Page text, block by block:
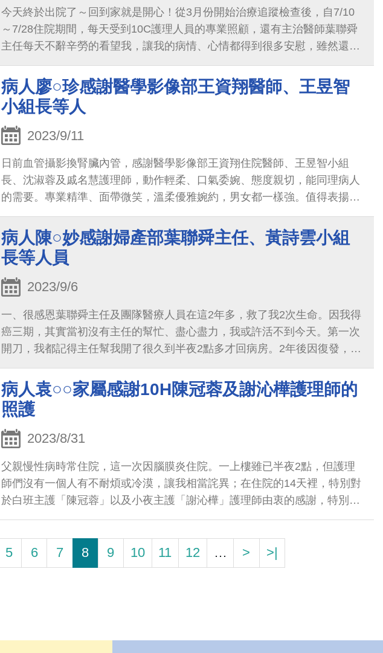
今天終於出院了～回到家就是開心！從3月份開始治療追蹤檢查後，自7/10
～7/28住院期間，每天受到10C護理人員的專業照顧，還有主治醫師葉聯舜
主任每天不辭辛勞的看望我，讓我的病情、心情都得到很多安慰，雖然還是
萬語也表達不了我的感激，接下來的後續治療就要麻煩婦產科葉聯舜主任、
大腸直腸外科蔡元耀醫師及血液腫瘤科廖裕民醫師和各位主治醫師的幫忙～
辛苦了！謝謝你們！
病人廖○珍感謝醫學影像部王資翔醫師、王昱智
小組長等人
2023/9/11
日前血管攝影換腎臟內管，感謝醫學影像部王資翔住院醫師、王昱智小組
長、沈淑蓉及戚名慧護理師，動作輕柔、口氣委婉、態度親切，能同理病人
的需要。專業精準、面帶微笑，溫柔優雅婉約，男女都一樣強。值得表揚嘉
獎！祝所有醫護人員平安健康喜樂！
病人陳○妙感謝婦產部葉聯舜主任、黃詩雲小組
長等人員
2023/9/6
一、很感恩葉聯舜主任及團隊醫療人員在這2年多，救了我2次生命。因我得
癌三期，其實當初沒有主任的幫忙、盡心盡力，我或許活不到今天。第一次
開刀，我都記得主任幫我開了很久到半夜2點多才回病房。2年後因復發，主
任也很有耐心幫我將不好的清的很乾淨。即便主任在忙，也會每天來病房看
看我的情況，就像佛祖一樣慈悲，救苦救難、大恩大德，此生不會忘懷，感
恩葉主任及祝福主任一切順利順心，感恩「仁心仁術」、「濟世活人」。
二、這段期間住院，發現每位護理人員都很忙，很辛苦很親切，可是有幾位
我要感恩的就是一直幫忙我2年的黃詩雲小組長、陳雅琪專科護理師及有位
非常有愛心、仁心及細心的實習學生賴妍庭，她真的很棒，我很怕癢痛，她
都不厭其煩的幫忙我處理傷口。 三、感謝賴妍庭(小天使)實習護理學生，得
知她是來這裡免費義工」來中國醫，她都會隨時關心我的引流管要不要倒及
藥有沒有確實吃。每天會幫忙換藥，大都就像家人一樣照顧著我，覺得她該
得到表揚，讚！ 四、陳雅琪小組長、黃詩雲專科護理師，非常感謝她們，時
且很專業埋針很順，她們都會記得我們的名字及狀況，有她們在絕對是很放
心及安心，在您們的細心與耐心照護下，我能順利出院。 五、感謝指導老師
病人袁○○家屬感謝10H陳冠蓉及謝沁樺護理師的
照護
2023/8/31
父親慢性病時常住院，這一次因腦膜炎住院。一上樓雖已半夜2點，但護理
師們沒有一個人有不耐煩或冷漠，讓我相當詫異；在住院的14天裡，特別對
於白班主護「陳冠蓉」以及小夜主護「謝沁樺」護理師由衷的感謝，特別是
「陳冠蓉」護理師，小小的身材卻充滿活力，我真的沒有看過一個護理師對
憬，第一次回憶起南丁格爾的故事，原來真的有這麼好的護理師，無法表達
我全部的感謝，還望院方知曉。
5 6 7 8 9 10 11 12 … > >|